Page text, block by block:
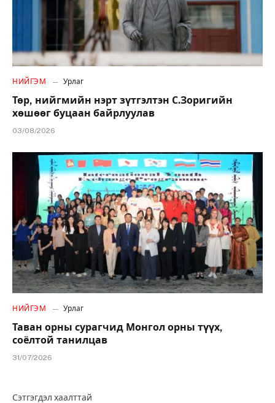
НИЙГЭМ Урлаг
Төр, нийгмийн нэрт зүтгэлтэн С.Зоригийн
хөшөөг буцаан байрлуулав
03/08/2026
НИЙГЭМ Урлаг
Таван орны сурагчид Монгол орны түүх,
соёлтой танилцав
31/07/2026
Сэтгэгдэл хаалттай